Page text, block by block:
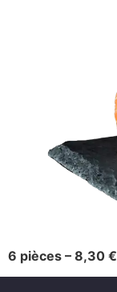
6 pièces – 8,30 €